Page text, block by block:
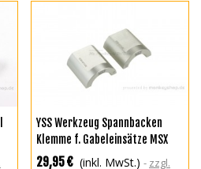
YSS Werkzeug Spannbacken
Klemme f. Gabeleinsätze MSX
Monkey 125
29,95 € (inkl. MwSt.)
zzgl.